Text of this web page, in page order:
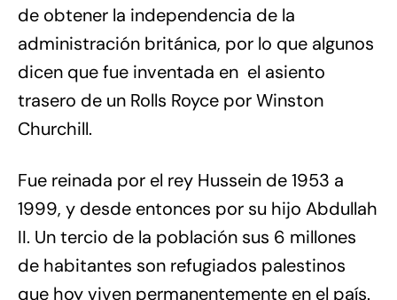
de obtener la independencia de la
administración británica, por lo que algunos
dicen que fue inventada en el asiento
trasero de un Rolls Royce por Winston
Churchill.
Fue reinada por el rey Hussein de 1953 a
1999, y desde entonces por su hijo Abdullah
II. Un tercio de la población sus 6 millones
de habitantes son refugiados palestinos
que hoy viven permanentemente en el país.